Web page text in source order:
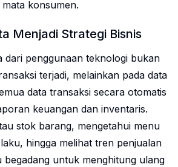
konsumen.
Menjadi Strategi Bisnis
dari penggunaan teknologi bukan
terjadi, melainkan pada data
data transaksi secara otomatis
keuangan dan inventaris.
stok barang, mengetahui menu
hingga melihat tren penjualan
begadang untuk menghitung ulang